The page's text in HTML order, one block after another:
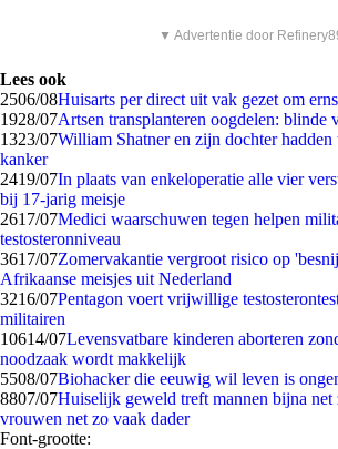
▼ Advertentie door
Lees ook
2506/08Huisarts per direct uit vak gezet om
1928/07Artsen transplanteren oogdelen: blinde
1323/07William Shatner en zijn dochter
kanker
2419/07In plaats van enkeloperatie alle vier
bij 17-jarig meisje
2617/07Medici waarschuwen tegen helpen
testosteronniveau
3617/07Zomervakantie vergroot risico op
Afrikaanse meisjes uit Nederland
3216/07Pentagon voert vrijwillige
militairen
10614/07Levensvatbare kinderen aborteren
noodzaak wordt makkelijk
5508/07Biohacker die eeuwig wil leven is
8807/07Huiselijk geweld treft mannen bijna net
vrouwen net zo vaak dader
Font-grootte: